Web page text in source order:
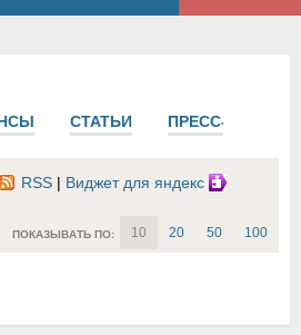
СТАТЬИ ПРЕСС-РЕЛИЗЫ
RSS | Виджет для яндекс
ПОКАЗЫВАТЬ ПО: 10 20 50 100